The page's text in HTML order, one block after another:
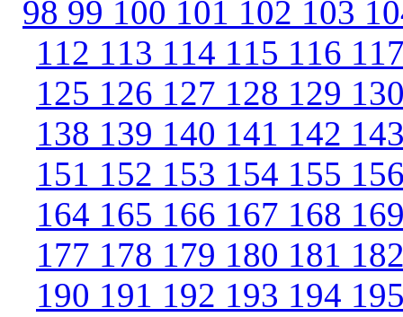
98 99 100 101 102 103
112 113 114 115 116
125 126 127 128 129
138 139 140 141 142
151 152 153 154 155
164 165 166 167 168
177 178 179 180 181
190 191 192 193 194